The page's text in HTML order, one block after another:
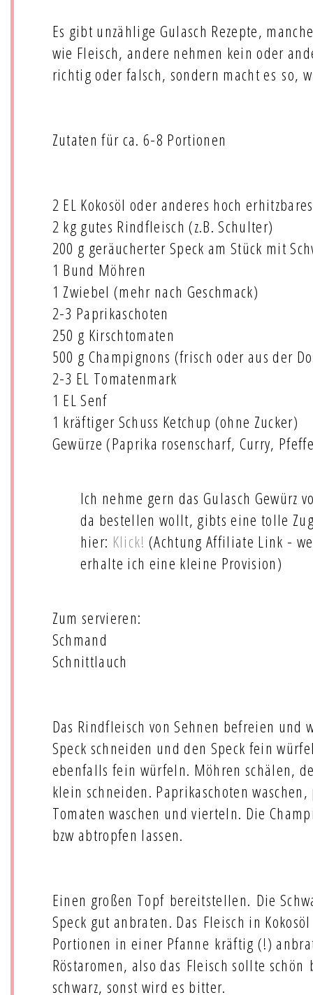
Es gibt unzählige Gulasch Rezepte,
wie Fleisch, andere nehmen kein oder
richtig oder falsch, sondern macht es so,
Zutaten für ca. 6-8 Portionen
2 EL Kokosöl oder anderes hoch
2 kg gutes Rindfleisch (z.B. Schulter)
200 g geräucherter Speck am Stück mit
1 Bund Möhren
1 Zwiebel (mehr nach Geschmack)
2-3 Paprikaschoten
250 g Kirschtomaten
500 g Champignons (frisch oder aus der
2-3 EL Tomatenmark
1 EL Senf
1 kräftiger Schuss Ketchup (ohne Zucker)
Gewürze (Paprika rosenscharf, Curry,
Ich nehme gern das Gulasch Gewürz
da bestellen wollt, gibts eine tolle
hier: Klick! (Achtung Affiliate Link -
erhalte ich eine kleine Provision)
Zum servieren:
Schmand
Schnittlauch
Das Rindfleisch von Sehnen befreien und
Speck schneiden und den Speck fein
ebenfalls fein würfeln. Möhren schälen,
klein schneiden. Paprikaschoten
Tomaten waschen und vierteln. Die
bzw abtropfen lassen.
Einen großen Topf bereitstellen. Die
Speck gut anbraten. Das Fleisch in
Portionen in einer Pfanne kräftig (!)
Röstaromen, also das Fleisch sollte
schwarz, sonst wird es bitter.